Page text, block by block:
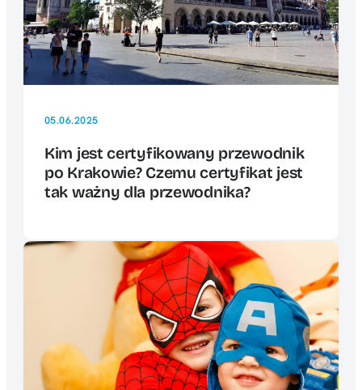
05.06.2025
Kim jest certyfikowany przewodnik
po Krakowie? Czemu certyfikat jest
tak ważny dla przewodnika?